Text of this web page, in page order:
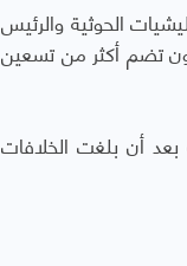
الحوثية والرئيس
تضم أكثر من تسعين
أن بلغت الخلافات